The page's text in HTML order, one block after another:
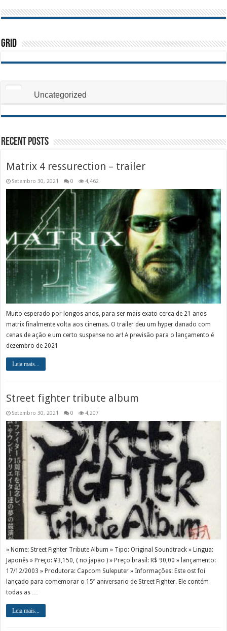
Grid
Uncategorized
Recent Posts
Matrix 4 ressurection – trailer
Setembro 30, 2021 0 4,462
Muito esperado por longos anos, para ser mais exato cerca de 21 anos
matrix finalmente volta aos cinemas. O trailer deu um hyper danado com
cenas de ação e um certo suspense no ar! A previsão para o lançamento é
dezembro de 2021
Leia mais...
Street fighter tribute album
Setembro 30, 2021 0 4,207
» Nome: Street Fighter Tribute Album » Tipo: Original Soundtrack » Lingua:
Japonês » Preço: ¥3,150, ( no japão ) » Preço brasil: R$ 90,00 » lançamento:
17/12/2003 » Produtora: Capcom Suleputer » Informações: Este ost foi
lançado para comemorar o 15º aniversario de Street Fighter. Ele contém
todas as …
Leia mais...